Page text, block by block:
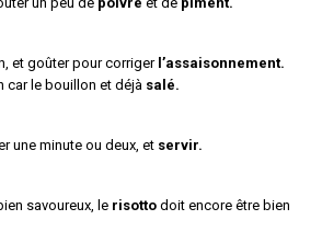
et goûter pour corriger l’assaisonnement.
car le bouillon et déjà salé.
une minute ou deux, et servir.
savoureux, le risottodoit encore être bien